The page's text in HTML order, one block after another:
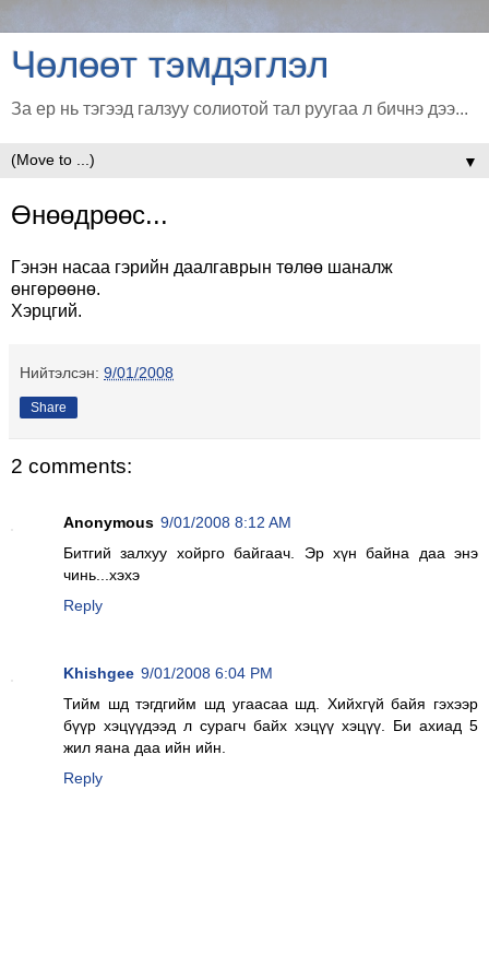
Чөлөөт тэмдэглэл
За ер нь тэгээд галзуу солиотой тал руугаа л бичнэ дээ...
▼
Өнөөдрөөс...
Гэнэн насаа гэрийн даалгаврын төлөө шаналж
өнгөрөөнө.
Хэрцгий.
Нийтэлсэн: 9/01/2008
Share
2 comments:
Anonymous 9/01/2008 8:12 AM
Битгий залхуу хойрго байгаач. Эр хүн байна даа энэ
чинь...хэхэ
Reply
Khishgee 9/01/2008 6:04 PM
Тийм шд тэгдгийм шд угаасаа шд. Хийхгүй байя гэхээр
бүүр хэцүүдээд л сурагч байх хэцүү хэцүү. Би ахиад 5
жил яана даа ийн ийн.
Reply